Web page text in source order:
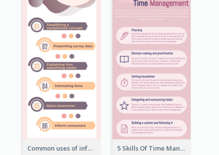
Common uses of infographic 5 Skills Of Time Management